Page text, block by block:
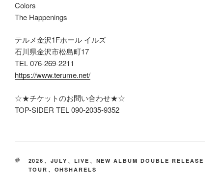
Colors
The Happenings
テルメ金沢1Fホール イルズ
石川県金沢市松島町17
TEL 076-269-2211
https://www.terume.net/
☆★チケットのお問い合わせ★☆
TOP-SIDER TEL 090-2035-9352
タ
グ
2026 、 JULY 、 LIVE 、 NEW ALBUM DOUBLE RELEASE
TOUR 、 OHSHARELS